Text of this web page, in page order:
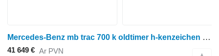
Mercedes-Benz mb trac 700 k oldtimer h-kenzeichen kipper
41 649 € Ar PVN